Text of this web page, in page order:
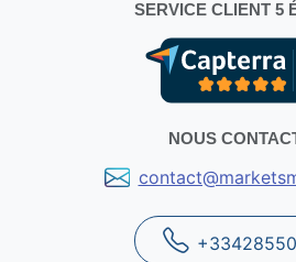
SERVICE CLIENT 5
NOUS